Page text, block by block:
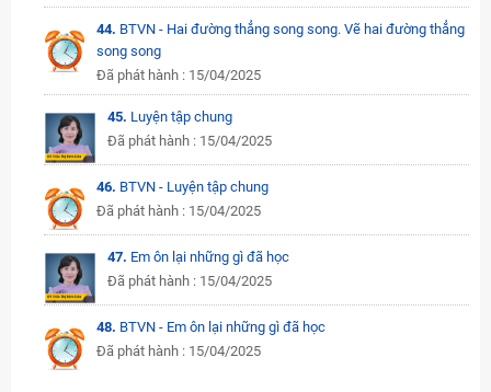
44. BTVN - Hai đường thẳng song song. Vẽ hai đường thẳng
song song
Đã phát hành : 15/04/2025
45. Luyện tập chung
Đã phát hành : 15/04/2025
46. BTVN - Luyện tập chung
Đã phát hành : 15/04/2025
47. Em ôn lại những gì đã học
Đã phát hành : 15/04/2025
48. BTVN - Em ôn lại những gì đã học
Đã phát hành : 15/04/2025